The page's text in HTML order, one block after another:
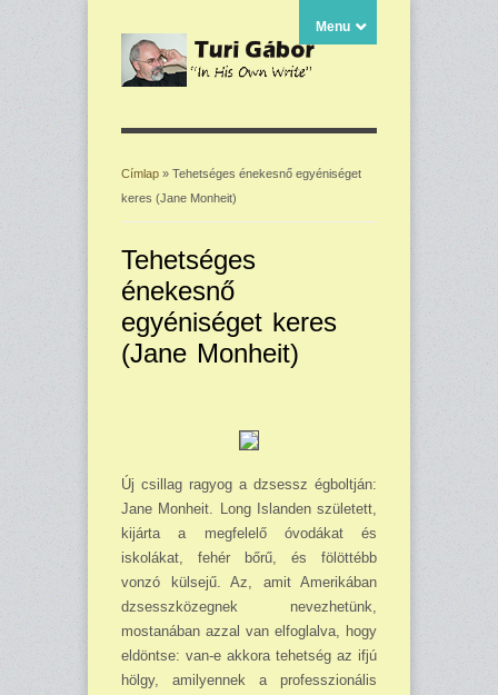
Menu
Jelenlegi hely
Címlap » Tehetséges énekesnő egyéniséget
keres (Jane Monheit)
Tehetséges
énekesnő
egyéniséget keres
(Jane Monheit)
Új csillag ragyog a dzsessz égboltján:
Jane Monheit. Long Islanden született,
kijárta a megfelelő óvodákat és
iskolákat, fehér bőrű, és fölöttébb
vonzó külsejű. Az, amit Ameriká­ban
dzsesszközegnek nevezhetünk,
mostanában azzal van elfoglalva, hogy
eldöntse: van-e akkora tehetség az ifjú
hölgy, amilyennek a professzionális